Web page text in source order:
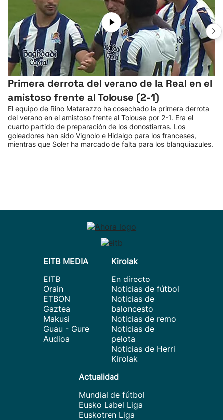
Primera derrota del verano de la Real en el
amistoso frente al Tolouse (2-1)
El equipo de Rino Matarazzo ha cosechado la primera derrota
del verano en el amistoso frente al Tolouse por 2-1. Era el
cuarto partido de preparación de los donostiarras. Los
goleadores han sido Vignolo e Hidalgo para los franceses,
mientras que Soler ha marcado de falta para los blanquiazules.
EITB MEDIA
EITB
Orain
ETBON
Gaztea
Makusi
Guau - Gure
Audioa
Kirolak
En directo
Noticias de fútbol
Noticias de
baloncesto
Noticias de remo
Noticias de
pelota
Noticias de Herri
Kirolak
Actualidad
Mundial de fútbol
Eusko Label Liga
Euskotren Liga